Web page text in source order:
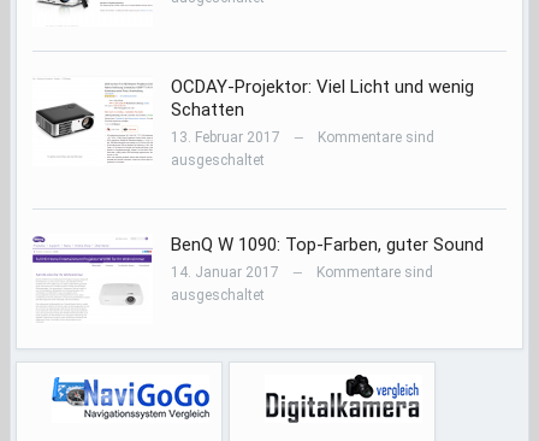
OCDAY-Projektor: Viel Licht und wenig
Schatten
13. Februar 2017 —
Kommentare sind
ausgeschaltet
BenQ W 1090: Top-Farben, guter Sound
14. Januar 2017 —
Kommentare sind
ausgeschaltet